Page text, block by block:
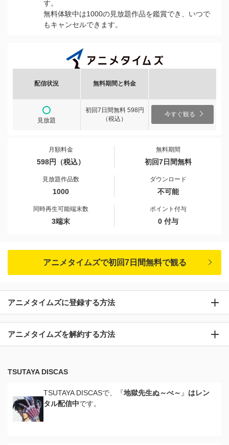
す。
無料体験中は1000の見放題作品を鑑賞でき、いつで
もキャンセルできます。
配信状況 無料期間と料金
見放題
初回7日間無料 598円
（税込）
今すぐ観る
月額料金
598円（税込）
無料期間
初回7日間無料
見放題作品数
1000
ダウンロード
不可能
同時再生可能端末数
3端末
ポイント付与
0 付与
アニメタイムズで初回7日間無料で観る
アニメタイムズに登録する方法
アニメタイムズを解約する方法
TSUTAYA DISCAS
TSUTAYA DISCASで、『地獄先生ぬ～べ～ 』 はレン
タル配信中です。